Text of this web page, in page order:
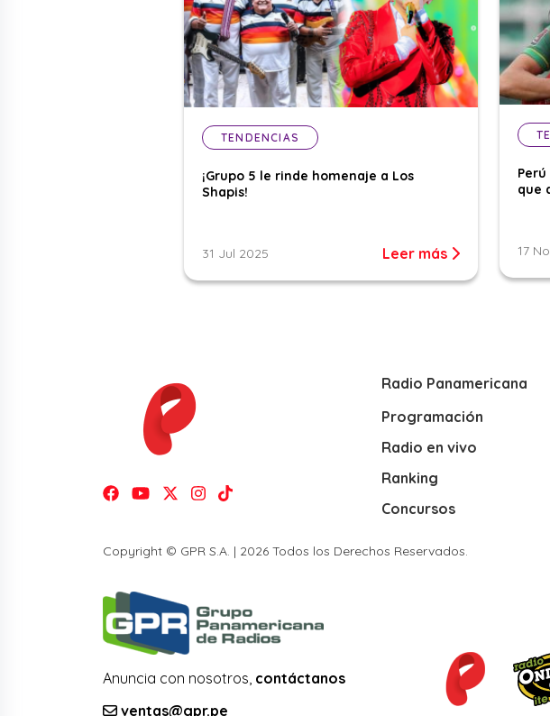
TENDENCIAS
¡Grupo 5 le rinde homenaje a Los
Shapis!
31 Jul 2025 Leer más
que
17
Radio Panamericana
Programación
Radio en vivo
Ranking
Concursos
Copyright © GPR S.A. | 2026 Todos los Derechos Reservados.
Anuncia con nosotros, contáctanos
ventas@gpr.pe